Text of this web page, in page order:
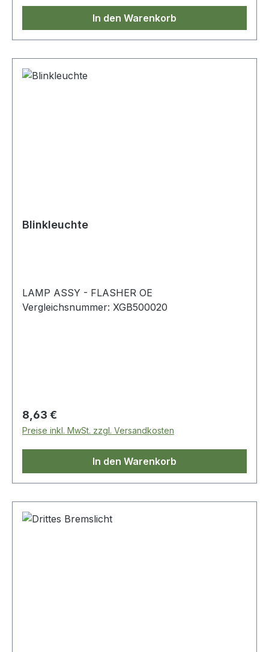
In den Warenkorb
Blinkleuchte
LAMP ASSY - FLASHER OE
Vergleichsnummer: XGB500020
Regulärer Preis:
8,63 €
Preise inkl. MwSt. zzgl. Versandkosten
In den Warenkorb